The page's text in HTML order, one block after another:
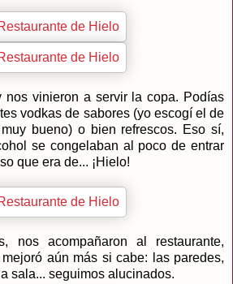
nos vinieron a servir la copa. Podías
vodkas de sabores (yo escogí el de
bueno) o bien refrescos. Eso sí,
se congelaban al poco de entrar
que era de... ¡Hielo!
nos acompañaron al restaurante,
aún más si cabe: las paredes,
sala... seguimos alucinados.